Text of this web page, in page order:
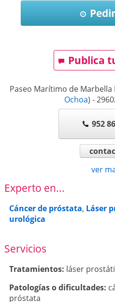
Publica
Paseo Marítimo de Marbella
Ochoa) -
952
ver
Experto en...
Cáncer de próstata, Láser
urológica
Servicios
Tratamientos: láser
Patologí­as o dificultades:
próstata